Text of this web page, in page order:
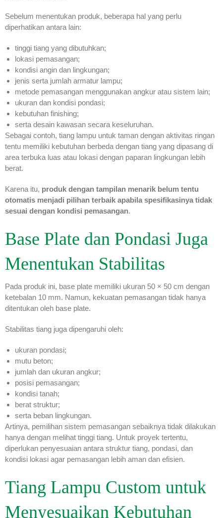
Sebelum menentukan produk, beberapa hal yang perlu
diperhatikan antara lain:
tinggi tiang yang dibutuhkan;
lokasi pemasangan;
kondisi angin dan lingkungan;
jenis serta jumlah armatur lampu;
metode pemasangan menggunakan angkur atau sistem lain;
ukuran dan kondisi pondasi;
kebutuhan finishing;
serta desain kawasan secara keseluruhan.
Sebagai contoh, tiang lampu untuk taman dengan aktivitas ringan
tentu memiliki kebutuhan berbeda dengan tiang yang dipasang di
area terbuka luas atau lokasi dengan paparan lingkungan lebih
berat.
Karena itu, produk dengan tampilan menarik belum tentu
otomatis menjadi pilihan terbaik apabila spesifikasinya tidak
sesuai dengan kondisi pemasangan.
Base Plate dan Pondasi Juga
Menentukan Stabilitas
Pada produk ini, base plate memiliki ukuran 50 × 50 cm dengan
ketebalan 10 mm. Namun, kekuatan pemasangan tidak hanya
ditentukan oleh base plate.
Stabilitas tiang juga dipengaruhi oleh:
ukuran pondasi;
mutu beton;
jumlah dan ukuran angkur;
posisi pemasangan;
kondisi tanah;
berat struktur;
serta beban lingkungan.
Artinya, pemilihan sistem pemasangan sebaiknya tidak dilakukan
hanya dengan melihat tinggi tiang. Untuk proyek tertentu,
diperlukan penyesuaian antara struktur tiang, pondasi, dan
kondisi lokasi agar pemasangan lebih aman dan efisien.
Tiang Lampu Custom untuk
Menyesuaikan Kebutuhan